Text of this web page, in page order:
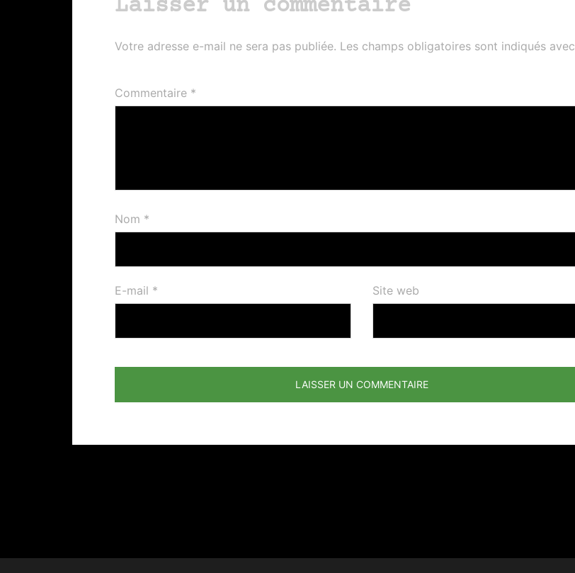
Laisser un commentaire
Votre adresse e-mail ne sera pas publiée. Les champs obligatoires sont indiqués avec
Commentaire *
Nom *
E-mail * Site web